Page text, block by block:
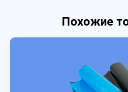
Похожие